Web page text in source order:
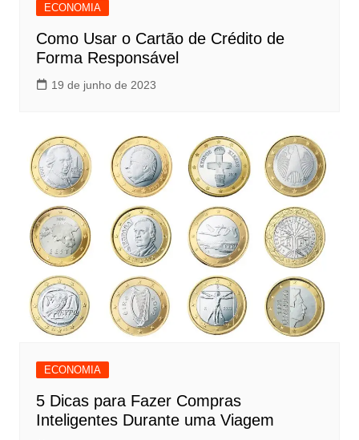
ECONOMIA
Como Usar o Cartão de Crédito de
Forma Responsável
19 de junho de 2023
ECONOMIA
5 Dicas para Fazer Compras
Inteligentes Durante uma Viagem